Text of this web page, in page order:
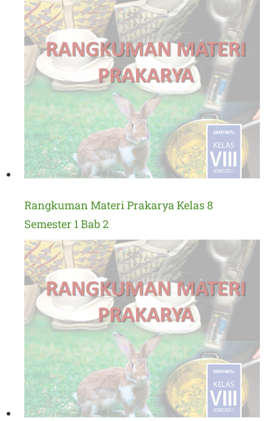
Rangkuman Materi Prakarya Kelas 8
Semester 1 Bab 2